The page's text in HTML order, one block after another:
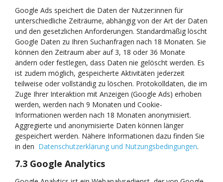
Google Ads speichert die Daten der Nutzer:innen für
unterschiedliche Zeiträume, abhängig von der Art der Daten
und den gesetzlichen Anforderungen. Standardmäßig löscht
Google Daten zu Ihren Suchanfragen nach 18 Monaten. Sie
können den Zeitraum aber auf 3, 18 oder 36 Monate
ändern oder festlegen, dass Daten nie gelöscht werden. Es
ist zudem möglich, gespeicherte Aktivitäten jederzeit
teilweise oder vollständig zu löschen. Protokolldaten, die im
Zuge Ihrer Interaktion mit Anzeigen (Google Ads) erhoben
werden, werden nach 9 Monaten und Cookie-
Informationen werden nach 18 Monaten anonymisiert.
Aggregierte und anonymisierte Daten können länger
gespeichert werden. Nähere Informationen dazu finden Sie
in den Datenschutzerklärung und Nutzungsbedingungen.
7.3 Google Analytics